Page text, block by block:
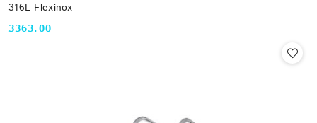
316L Flexinox
Cena:
3363.00